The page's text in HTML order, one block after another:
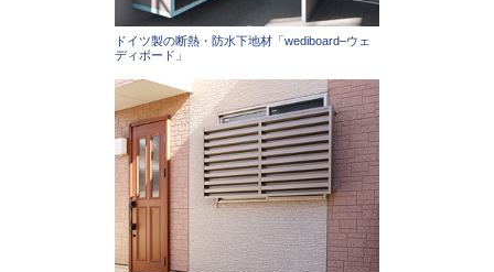
ドイツ製の断熱・防水下地材「wediboard–ウェ
ディボード」